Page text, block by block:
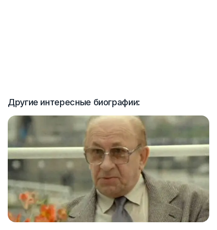
Другие интересные биографии: